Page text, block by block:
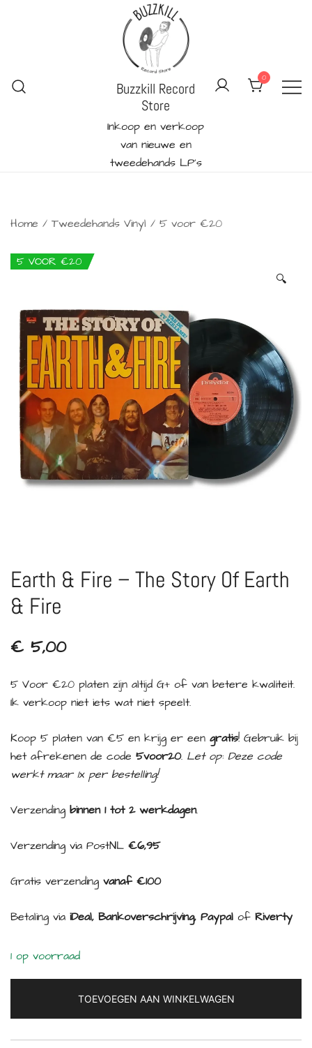
Buzzkill Record
Store
Inkoop en verkoop
van nieuwe en
tweedehands LP's
0
Home / Tweedehands Vinyl / 5 voor €20
🔍
5 VOOR €20
Earth & Fire – The Story Of Earth
& Fire
€5,00
5 Voor €20 platen zijn altijd G+ of van betere kwaliteit.
Ik verkoop niet iets wat niet speelt.
Koop 5 platen van €5 en krijg er een gratis! Gebruik bij
het afrekenen de code 5voor20. Let op: Deze code
werkt maar 1x per bestelling!
Verzending binnen 1 tot 2 werkdagen.
Verzending via PostNL €6,95
Gratis verzending vanaf €100
Betaling via iDeal, Bankoverschrijving, Paypal of Riverty
1 op voorraad
TOEVOEGEN AAN WINKELWAGEN